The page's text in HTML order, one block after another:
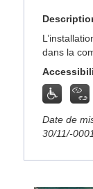
dans la
Date de
30/11/-0001